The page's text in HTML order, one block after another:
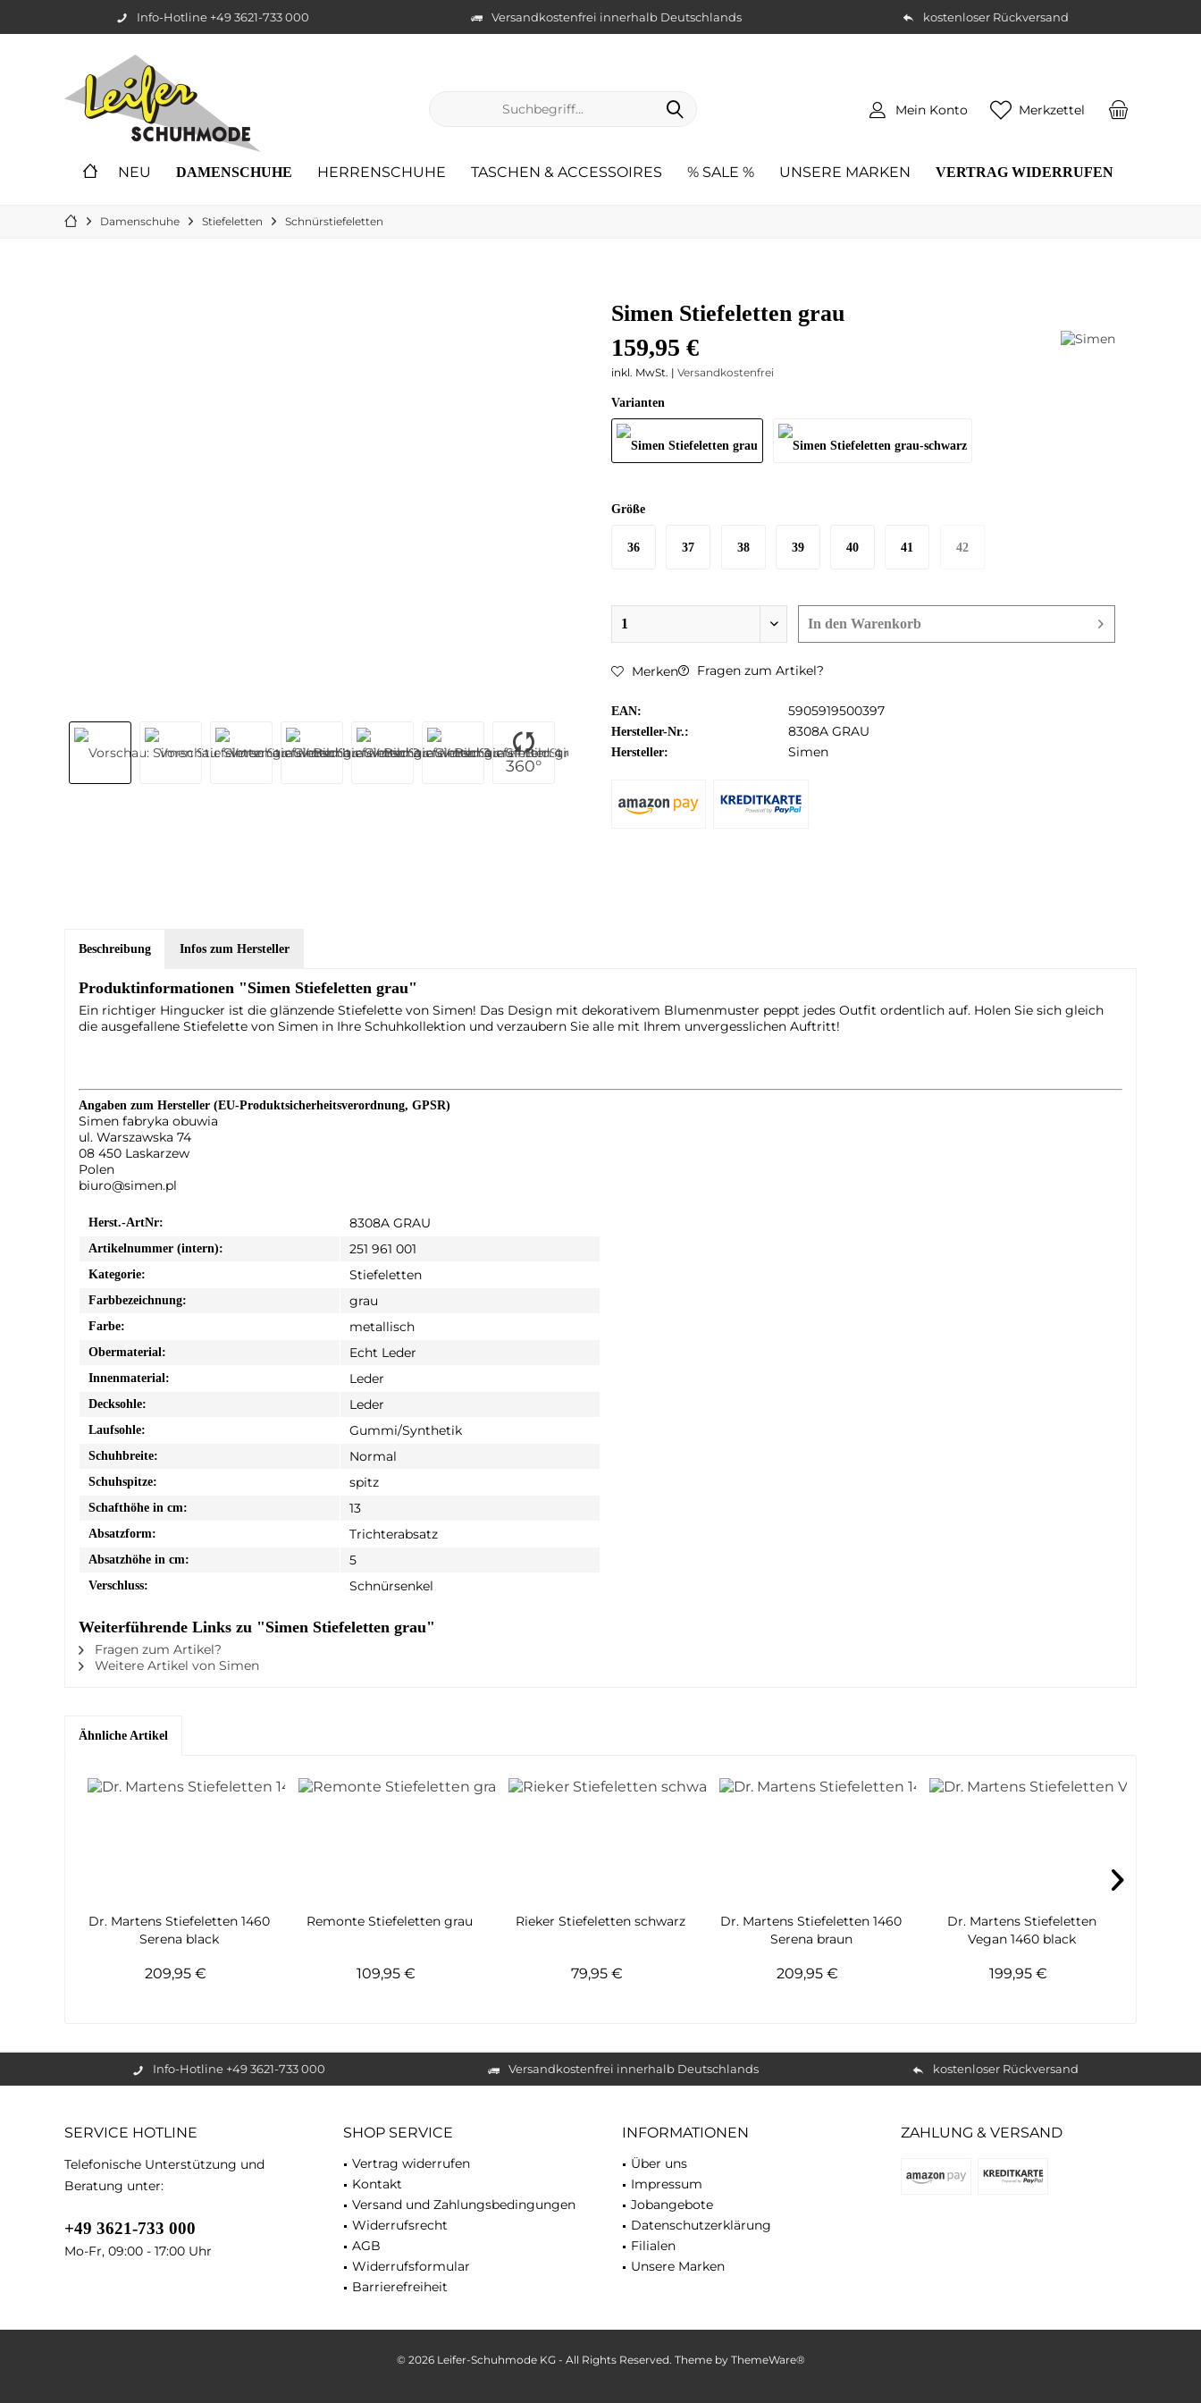
Info-Hotline +49 3621-733 000 Versandkostenfrei innerhalb Deutschlands kostenloser Rückversand
Merkzettel
Mein Konto
NEU DAMENSCHUHE HERRENSCHUHE TASCHEN & ACCESSOIRES % SALE % UNSERE MARKEN VERTRAG WIDERRUFEN
Damenschuhe Stiefeletten Schnürstiefeletten
360°
Simen Stiefeletten grau
159,95 €
inkl. MwSt. | Versandkostenfrei
Varianten
Größe
36 37 38 39 40 41 42
In den Warenkorb
Merken Fragen zum Artikel?
EAN: 5905919500397
Hersteller-Nr.: 8308A GRAU
Hersteller: Simen
Beschreibung Infos zum Hersteller
Produktinformationen "Simen Stiefeletten grau"
Ein richtiger Hingucker ist die glänzende Stiefelette von Simen! Das Design mit dekorativem Blumenmuster peppt jedes Outfit ordentlich auf. Holen Sie sich gleich
die ausgefallene Stiefelette von Simen in Ihre Schuhkollektion und verzaubern Sie alle mit Ihrem unvergesslichen Auftritt!
Angaben zum Hersteller (EU-Produktsicherheitsverordnung, GPSR)
Simen fabryka obuwia
ul. Warszawska 74
08 450 Laskarzew
Polen
biuro@simen.pl
Herst.-ArtNr: 8308A GRAU
Artikelnummer (intern): 251 961 001
Kategorie: Stiefeletten
Farbbezeichnung: grau
Farbe: metallisch
Obermaterial: Echt Leder
Innenmaterial: Leder
Decksohle: Leder
Laufsohle: Gummi/Synthetik
Schuhbreite: Normal
Schuhspitze: spitz
Schafthöhe in cm: 13
Absatzform: Trichterabsatz
Absatzhöhe in cm: 5
Verschluss: Schnürsenkel
Weiterführende Links zu "Simen Stiefeletten grau"
Fragen zum Artikel?
Weitere Artikel von Simen
Ähnliche Artikel
Dr. Martens Stiefeletten 1460
Serena black
209,95 €
Remonte Stiefeletten grau
109,95 €
Rieker Stiefeletten schwarz
79,95 €
Dr. Martens Stiefeletten 1460
Serena braun
209,95 €
Dr. Martens Stiefeletten
Vegan 1460 black
199,95 €
Info-Hotline +49 3621-733 000 Versandkostenfrei innerhalb Deutschlands kostenloser Rückversand
SERVICE HOTLINE
Telefonische Unterstützung und
Beratung unter:
+49 3621-733 000
Mo-Fr, 09:00 - 17:00 Uhr
SHOP SERVICE
Vertrag widerrufen
Kontakt
Versand und Zahlungsbedingungen
Widerrufsrecht
AGB
Widerrufsformular
Barrierefreiheit
INFORMATIONEN
Über uns
Impressum
Jobangebote
Datenschutzerklärung
Filialen
Unsere Marken
ZAHLUNG & VERSAND
© 2026 Leifer-Schuhmode KG - All Rights Reserved. Theme by ThemeWare®